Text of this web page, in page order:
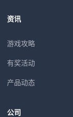
资讯
游戏攻略
有奖活动
产品动态
公司